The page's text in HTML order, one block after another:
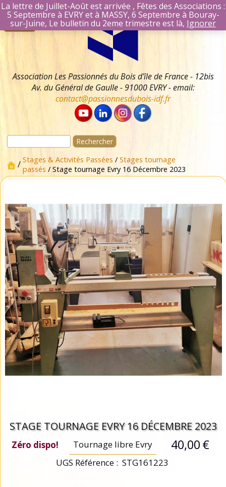
La lettre de Juillet-Août est arrivée , Fêtes des Associations :
5 Septembre à EVRY et à MASSY, 6 Septembre à Bouray-
sur-Juine, Le bulletin du 2eme trimestre est là, Ignorer
Association Les Passionnés du Bois d'île de France - 12bis
Av. du Général de Gaulle - 91000 EVRY - email:
contact@passionnesdubois-idf.fr
Menu
Aller
au
contenu
Se connecter
Rechercher :
/ Stages & Activités Passées /Stages tournage
passés / Stage tournage Evry 16 Décembre 2023
STAGE TOURNAGE EVRY 16 DÉCEMBRE 2023
Zéro dispo! Tournage libre Evry 40,00€
UGS Référence : STG161223